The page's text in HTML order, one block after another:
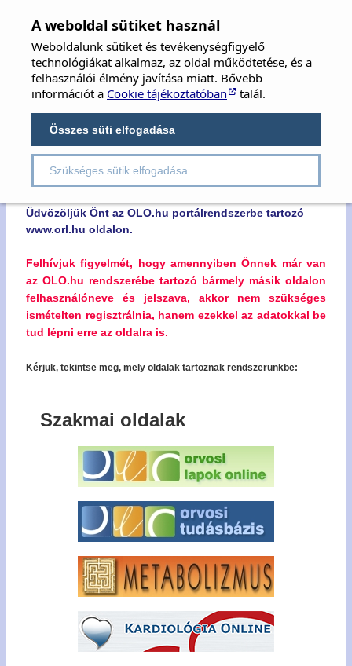
MFOE
MAGYAR FÜL-, ORR-, GÉGE ÉS FEJ-,
NYAKSEBÉSZ ORVOSOK EGYESÜLETE
Hungarian Society of Oto-Rhino-Laryngology,
Head & Neck Surgery
Kedves Látogatónk!
Üdvözöljük Önt az OLO.hu portálrendszerbe tartozó
www.orl.hu oldalon.
Felhívjuk figyelmét, hogy amennyiben Önnek már van
az OLO.hu rendszerébe tartozó bármely másik oldalon
felhasználóneve és jelszava, akkor nem szükséges
ismételten regisztrálnia, hanem ezekkel az adatokkal be
tud lépni erre az oldalra is.
Kérjük, tekintse meg, mely oldalak tartoznak rendszerünkbe:
Szakmai oldalak
A weboldal sütiket használ
Weboldalunk sütiket és tevékenységfigyelő
technológiákat alkalmaz, az oldal működtetése, és a
felhasználói élmény javítása miatt. Bővebb
információt a Cookie tájékoztatóban talál.
Összes süti elfogadása
Szükséges sütik elfogadása